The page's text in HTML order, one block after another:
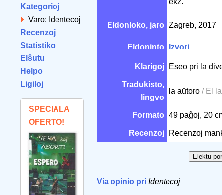
Kategorioj
Varo: Identecoj
Recenzoj
Statistiko
Elŝutu
Helpo
Ligiloj
SPECIALA
OFERTO!
ekz.
Eldonloko, jaro Zagreb, 2017
Eldoninto Izvori
Klarigoj Eseo pri la
Tradukisto,
lingvo
la aŭtoro / El
Formato 49 paĝoj, 20
Recenzoj Recenzoj
Via opinio pri Identecoj